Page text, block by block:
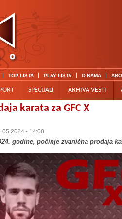
TOP LISTA PLAY LISTA O NAMA
SPECIJALI ARHIVA VESTI
karata za GFC X
- 14:00
godine, počinje zvanična prodaja